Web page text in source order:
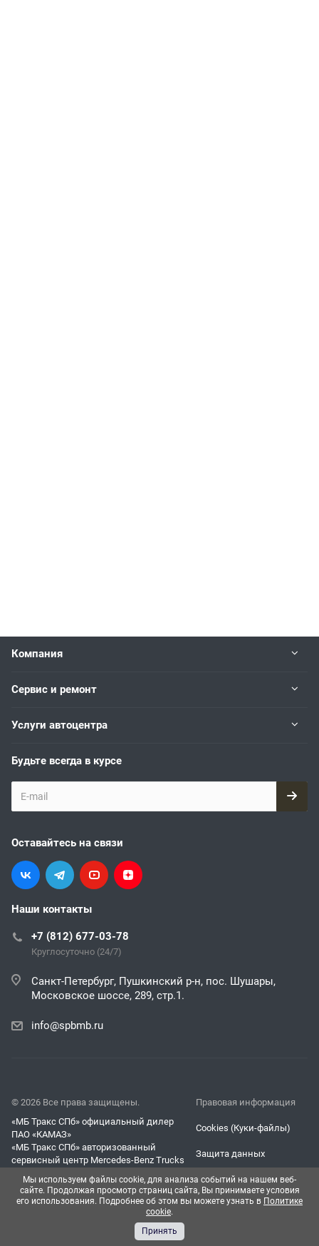
Компания
Сервис и ремонт
Услуги автоцентра
Будьте всегда в курсе
Оставайтесь на связи
Наши контакты
+7 (812) 677-03-78
Круглосуточно (24/7)
Санкт-Петербург, Пушкинский р-н, пос. Шушары,
Московское шоссе, 289, стр.1.
info@spbmb.ru
© 2026 Все права защищены.
Правовая информация
«МБ Тракс СПб» официальный дилер
ПАО «КАМАЗ»
Cookies (Куки-файлы)
«МБ Тракс СПб» авторизованный
сервисный центр Mercedes-Benz Trucks
Защита данных
Согласие на обработку
персональных данных
Мы используем файлы cookie, для анализа событий на нашем веб-
сайте. Продолжая просмотр страниц сайта, Вы принимаете условия
его использования. Подробнее об этом вы можете узнать в Политике
cookie.
Принять